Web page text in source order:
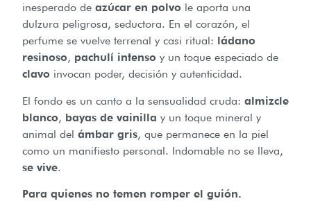
inesperado de azúcar en polvo le aporta una
dulzura peligrosa, seductora. En el corazón, el
perfume se vuelve terrenal y casi ritual: ládano
resinoso, pachulí intenso y un toque especiado de
clavo invocan poder, decisión y autenticidad.
El fondo es un canto a la sensualidad cruda: almizcle
blanco, bayas de vainilla y un toque mineral y
animal del ámbar gris, que permanece en la piel
como un manifiesto personal. Indomable no se lleva,
se vive.
Para quienes no temen romper el guión.